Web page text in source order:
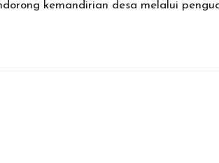
kemandirian desa melalui